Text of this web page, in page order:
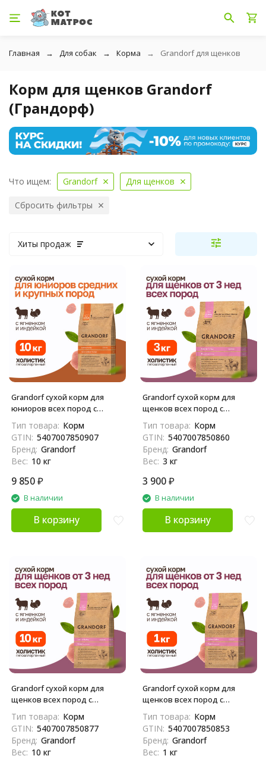
Главная Для собак Корма Grandorf для щенков
Корм для щенков Grandorf
(Грандорф)
Что ищем: Grandorf Для щенков
Сбросить фильтры
Хиты продаж
Grandorf сухой корм для
юниоров всех пород с
Тип товара: Корм
GTIN: 5407007850907
Бренд: Grandorf
Вес: 10 кг
9 850₽
В наличии
В корзину
Grandorf сухой корм для
щенков всех пород с
Тип товара: Корм
GTIN: 5407007850860
Бренд: Grandorf
Вес: 3 кг
3 900₽
В наличии
В корзину
Grandorf сухой корм для
щенков всех пород с
Тип товара: Корм
GTIN: 5407007850877
Бренд: Grandorf
Вес: 10 кг
Grandorf сухой корм для
щенков всех пород с
Тип товара: Корм
GTIN: 5407007850853
Бренд: Grandorf
Вес: 1 кг